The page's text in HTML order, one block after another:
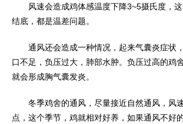
风速会造成鸡体感温度下降3~5摄氏度，这
结底，都是温差问题。
通风还会造成一种情况，起来气囊炎症状
口不足，负压过大，肺部水肿。负压过高的鸡
就会形成胸气囊发炎。
冬季鸡舍的通风，尽量接近自然通风，风
点，这个季节，鸡就相对好养，如果通风不好